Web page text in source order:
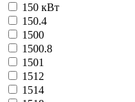
150 кВт
150.4
1500
1500.8
1501
1512
1514